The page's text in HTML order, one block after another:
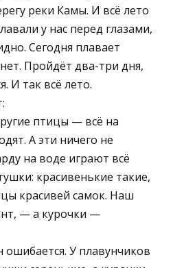
реки Камы. И всё лето
у нас перед глазами,
Сегодня плавает
Пройдёт два-три дня,
И так всё лето.
птицы — всё на
А эти ничего не
на воде играют всё
красивенькие такие,
красивей самок. Наш
— а курочки —
ошибается. У плавунчиков